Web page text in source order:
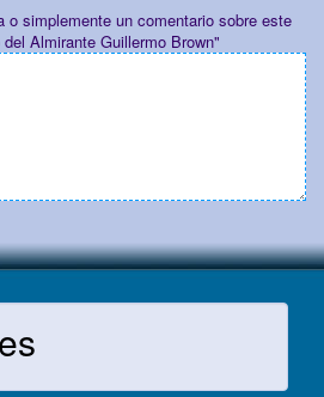
o simplemente un comentario sobre este
Almirante Guillermo Brown"